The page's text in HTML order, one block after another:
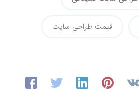
قیمت طراحی سایت